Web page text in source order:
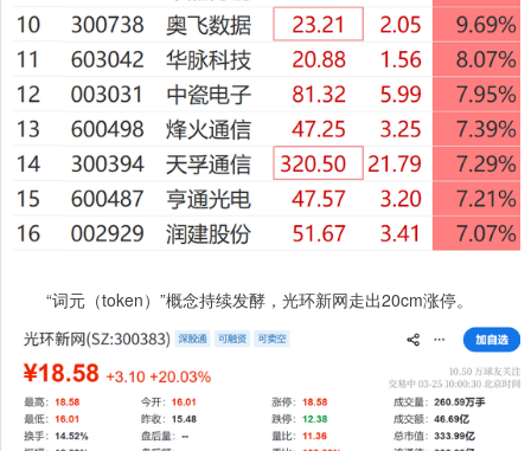
“词元（token）”概念持续发酵，光环新网走出20cm涨停。